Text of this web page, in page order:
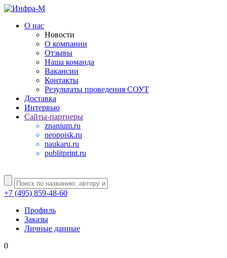
О нас
Новости
О компании
Отзывы
Наша команда
Вакансии
Контакты
Результаты проведения СОУТ
Доставка
Интервью
Сайты-партнеры
znanium.ru
neopoisk.ru
naukaru.ru
publitprint.ru
+7 (495) 859-48-60
Профиль
Заказы
Личные данные
0